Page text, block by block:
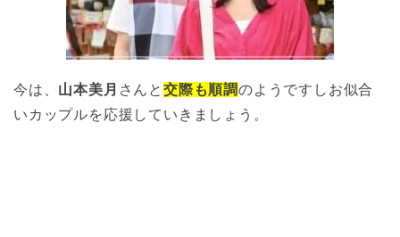
今は、 山本美月 さんと交際も順調のようですしお似合
いカップルを応援していきましょう。